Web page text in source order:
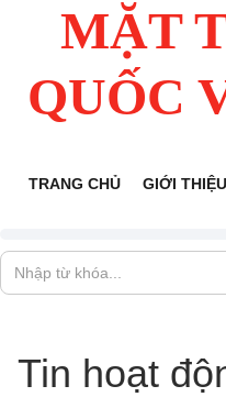
MẶT
QUỐC
TRANG CHỦ GIỚI THIỆU
Tin hoạt